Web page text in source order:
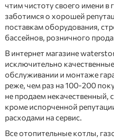
чтим чистоту своего имени в
заботимся о хорошей
поставкам оборудования,
бассейнов, розничного
В интернет магазине
исключительно
обслуживании и монтаже
реже, чем раз на 100-200
не продаем некачественный,
кроме испорченной
расходами на сервис.
Все отопительные котлы,